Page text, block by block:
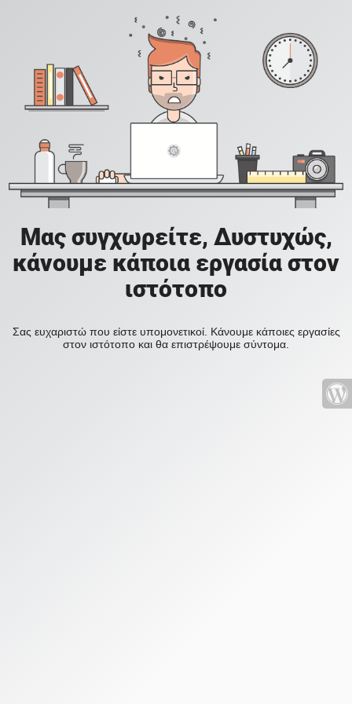
Μας συγχωρείτε, Δυστυχώς,
κάνουμε κάποια εργασία στον
ιστότοπο
Σας ευχαριστώ που είστε υπομονετικοί. Κάνουμε κάποιες εργασίες
στον ιστότοπο και θα επιστρέψουμε σύντομα.